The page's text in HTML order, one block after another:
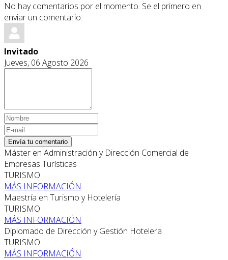
No hay comentarios por el momento. Se el primero en
enviar un comentario.
Invitado
Jueves, 06 Agosto 2026
Envía tu comentario
Máster en Administración y Dirección Comercial de
Empresas Turísticas
TURISMO
MÁS INFORMACIÓN
Maestría en Turismo y Hotelería
TURISMO
MÁS INFORMACIÓN
Diplomado de Dirección y Gestión Hotelera
TURISMO
MÁS INFORMACIÓN